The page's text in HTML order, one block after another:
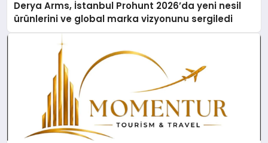
Derya Arms, İstanbul Prohunt 2026’da yeni nesil
ürünlerini ve global marka vizyonunu sergiledi